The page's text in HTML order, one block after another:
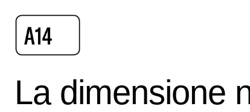
La dimensione